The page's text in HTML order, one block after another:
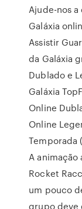
Ajude-nos
Galáxia
Assistir
da Galáxia
Dublado e
Galáxia
Online
Online
Temporada
A animação
Rocket
um pouco
grupo deve